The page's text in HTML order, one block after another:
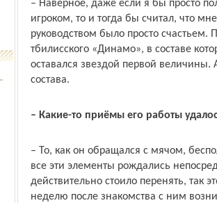
– Наверное, даже если я бы просто
игроком, то и тогда бы считал, что
руководством было просто счастьем.
тбилисского «Динамо», в составе
оставался звездой первой величины.
состава.
– Какие-то приёмы его работы
– То, как он обращался с мячом,
все эти элементы рождались
действительно стоило перенять, так
неделю после знакомства с ним